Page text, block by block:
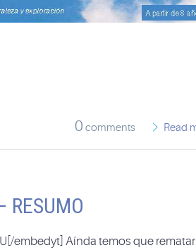
0 comments Read
RESUMO
embedyt] Aínda temos que